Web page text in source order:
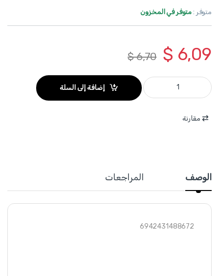
متوفر :متوفر في المخزون
$ 6,09
$6,70
WST3D14 - طقم فنجان مشرشر 1/4+1/2+3/8 موديل E عدد 14 قطعة من 4 الى 24 ماركة WADFOW quantity
إضافة إلى السلة
مقارنة
الوصف المراجعات
6942431488672